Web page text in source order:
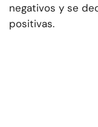
negativos y se
positivas.